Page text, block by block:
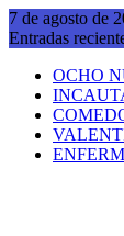
Saltar
al
7 de agosto de
Entradas
OCHO